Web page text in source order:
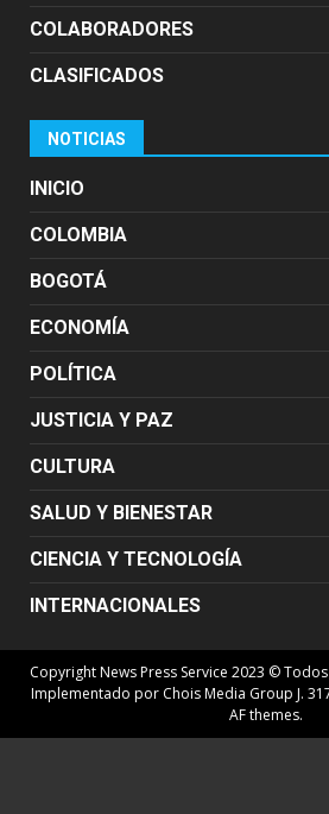
COLABORADORES
CLASIFICADOS
NOTICIAS
INICIO
COLOMBIA
BOGOTÁ
ECONOMÍA
POLÍTICA
JUSTICIA Y PAZ
CULTURA
SALUD Y BIENESTAR
CIENCIA Y TECNOLOGÍA
INTERNACIONALES
Copyright News Press Service 2023 ©
Implementado por Chois Media Group J.
AF themes.